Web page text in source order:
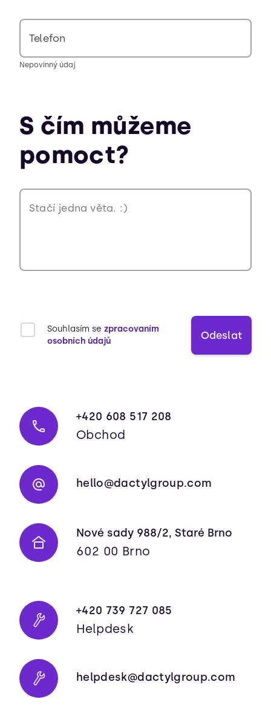
Telefon
Nepovinný údaj
S čím můžeme
pomoct?
Souhlasím se zpracovaním
osobních údajů
Odeslat
+420 608 517 208
Obchod
hello@dactylgroup.com
Nové sady 988/2, Staré Brno
602 00 Brno
+420 739 727 085
Helpdesk
helpdesk@dactylgroup.com